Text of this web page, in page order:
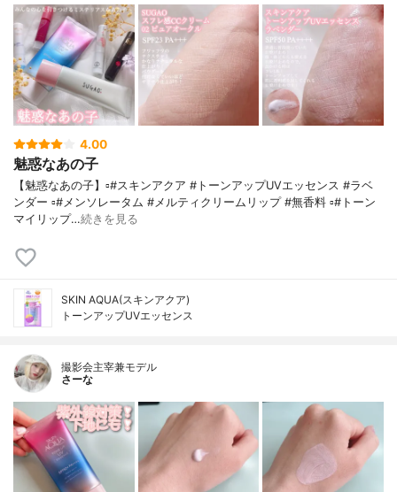
4.00
魅惑なあの子
【魅惑なあの子】▫️#スキンアクア #トーンアップUVエッセンス #ラベ
ンダー ▫️#メンソレータム #メルティクリームリップ #無香料 ▫️#トーン
マイリップ…続きを見る
SKIN AQUA(スキンアクア)
トーンアップUVエッセンス
撮影会主宰兼モデル
さーな